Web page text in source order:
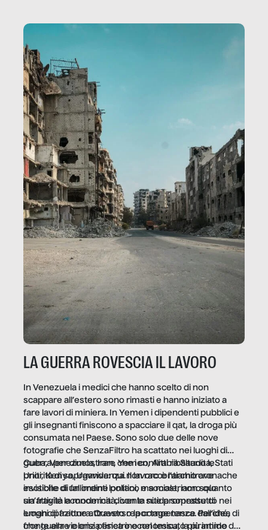
LA GUERRA ROVESCIA IL LAVORO
In Venezuela i medici che hanno scelto di non
scappare all’estero sono rimasti e hanno iniziato a
fare lavori di miniera. In Yemen i dipendenti pubblici e
gli insegnanti finiscono a spacciare il qat, la droga più
consumata nel Paese. Sono solo due delle nove
fotografie che SenzaFiltro ha scattato nei luoghi di
guerra per dimostrare che i conflitti ribaltano le
priorità di sopravvivenza. Il lavoro è l’architrave
invisibile di un ordine politico e sociale, non solo
un’attività economica: diventa nitida soprattutto nei
luoghi di frattura. Questo reportage nasce dall’idea
che guerre e crisi penetrino nel tessuto più intimo
Cuba, Venezuela, Iran, Yemen, Arabia Saudita, Stati
Uniti, Kenya, Uganda: qui non raccontiamo cronache
esotiche di fallimenti lontani, ma mostriamo quanto
sia fragile la modernità, con le sue promesse di
emancipazione attraverso la competenza. Perché, di
fronte alla violenza fisica o economica, la piramide del